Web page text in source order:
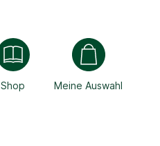
Shop Meine Auswahl